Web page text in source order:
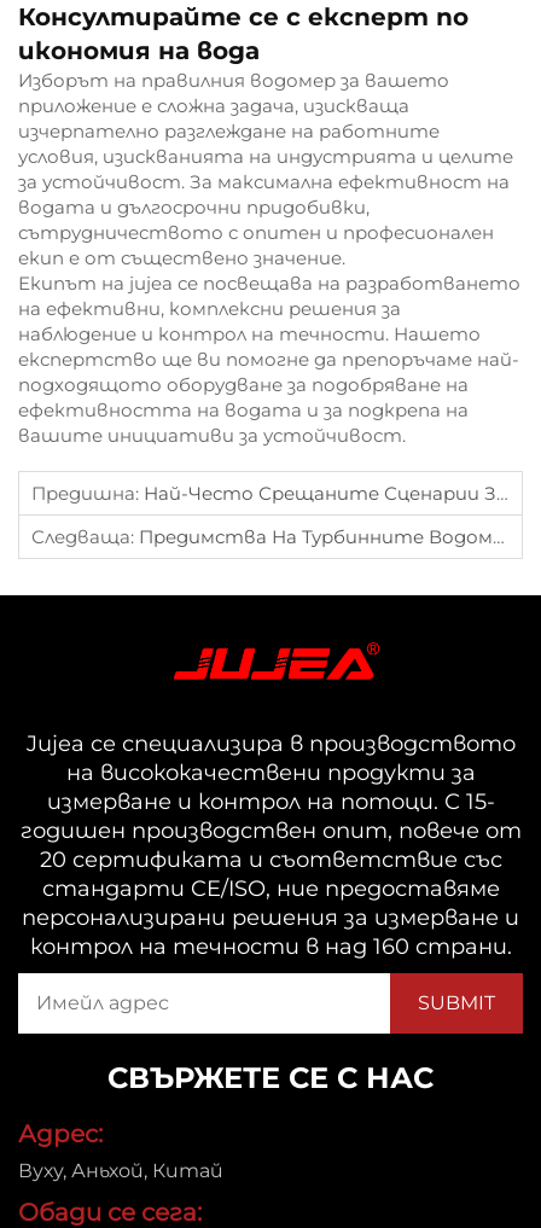
Консултирайте се с експерт по
икономия на вода
Изборът на правилния водомер за вашето
приложение е сложна задача, изискваща
изчерпателно разглеждане на работните
условия, изискванията на индустрията и целите
за устойчивост. За максимална ефективност на
водата и дългосрочни придобивки,
сътрудничеството с опитен и професионален
екип е от съществено значение.
Екипът на jujea се посвещава на разработването
на ефективни, комплексни решения за
наблюдение и контрол на течности. Нашето
експертство ще ви помогне да препоръчаме най-
подходящото оборудване за подобряване на
ефективността на водата и за подкрепа на
вашите инициативи за устойчивост.
Предишна: Най-Често Срещаните Сценарии За Измерване С Водомери
Следваща: Предимства На Турбинните Водомери
Jujea се специализира в производството
на висококачествени продукти за
измерване и контрол на потоци. С 15-
годишен производствен опит, повече от
20 сертификата и съответствие със
стандарти CE/ISO, ние предоставяме
персонализирани решения за измерване и
контрол на течности в над 160 страни.
СВЪРЖЕТЕ СЕ С НАС
Адрес:
Вуху, Аньхой, Китай
Обади се сега: